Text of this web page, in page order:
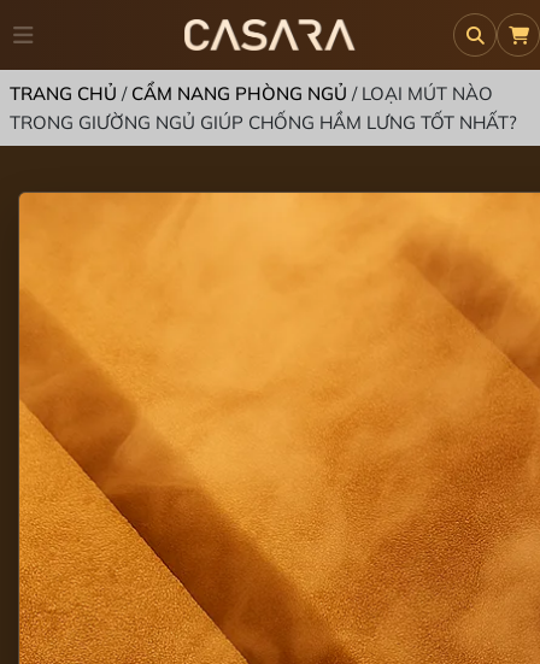
TRANG CHỦ / CẨM NANG PHÒNG NGỦ / LOẠI MÚT NÀO
TRONG GIƯỜNG NGỦ GIÚP CHỐNG HẦM LƯNG TỐT NHẤT?